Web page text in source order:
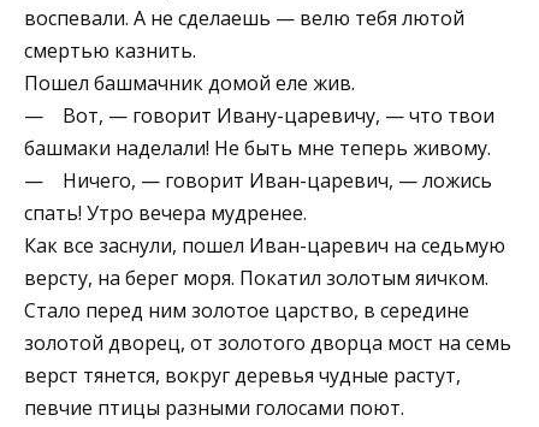
воспевали. А не сделаешь — велю тебя лютой
смертью казнить.
Пошел башмачник домой еле жив.
— Вот, — говорит Ивану-царевичу, — что твои
башмаки наделали! Не быть мне теперь живому.
— Ничего, — говорит Иван-царевич, — ложись
спать! Утро вечера мудренее.
Как все заснули, пошел Иван-царевич на седьмую
версту, на берег моря. Покатил золотым яичком.
Стало перед ним золотое царство, в середине
золотой дворец, от золотого дворца мост на семь
верст тянется, вокруг деревья чудные растут,
певчие птицы разными голосами поют.